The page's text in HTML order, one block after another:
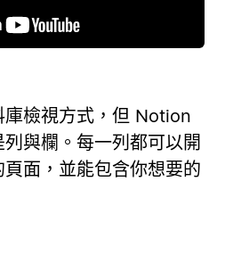
庫檢視方式，但 Notion
與欄。每一列都可以開
面，並能包含你想要的